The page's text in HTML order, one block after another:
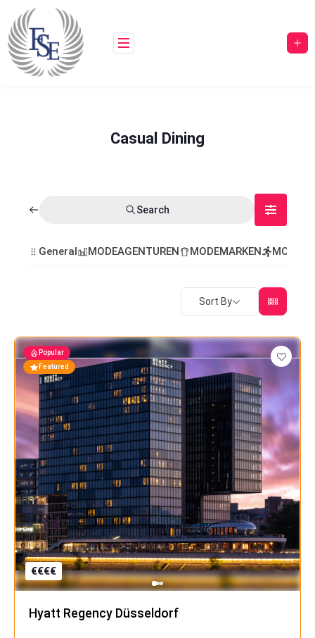
Casual Dining
Search
General MODEAGENTUREN MODEMARKEN
Sort By
Popular
Featured
€€€€
Hyatt Regency Düsseldorf